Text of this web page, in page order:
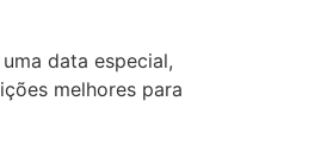
data especial,
melhores para